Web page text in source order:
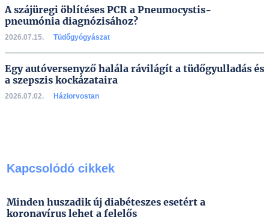
A szájüregi öblítéses PCR a Pneumocystis-
pneumónia diagnózisához?
2026.07.15. Tüdőgyógyászat
Egy autóversenyző halála rávilágít a tüdőgyulladás és
a szepszis kockázataira
2026.07.02. Háziorvostan
Kapcsolódó cikkek
Minden huszadik új diabéteszes esetért a
koronavírus lehet a felelős